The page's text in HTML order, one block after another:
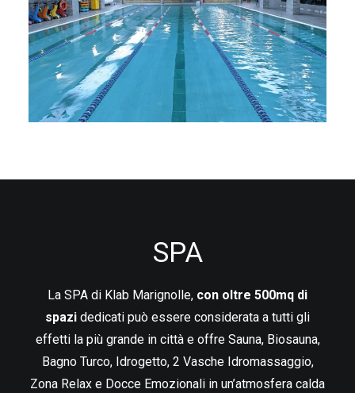
SPA
La SPA di Klab Marignolle, con oltre 500mq di
spazi dedicati può essere considerata a tutti gli
effetti la più grande in città e offre Sauna, Biosauna,
Bagno Turco, Idrogetto, 2 Vasche Idromassaggio,
Zona Relax e Docce Emozionali in un’atmosfera calda